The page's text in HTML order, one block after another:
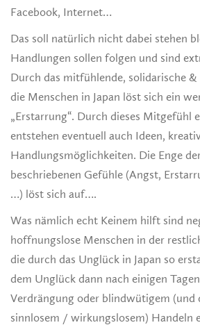
Facebook, Internet…
Das soll natürlich nicht dabei stehen
Handlungen sollen folgen und sind
Durch das mitfühlende, solidarische &
die Menschen in Japan löst sich ein
„Erstarrung“. Durch dieses Mitgefühl
entstehen eventuell auch Ideen,
Handlungsmöglichkeiten. Die Enge
beschriebenen Gefühle (Angst,
…) löst sich auf….
Was nämlich echt Keinem hilft sind
hoffnungslose Menschen in der
die durch das Unglück in Japan so
dem Unglück dann nach einigen
Verdrängung oder blindwütigem (und
sinnlosem / wirkungslosem) Handeln